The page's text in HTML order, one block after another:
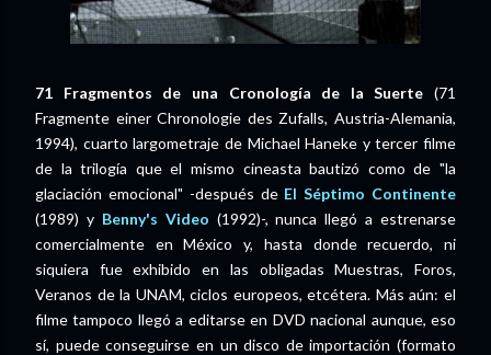
71 Fragmentos de una Cronología de la Suerte (71
Fragmente einer Chronologie des Zufalls, Austria-Alemania,
1994), cuarto largometraje de Michael Haneke y tercer filme
de la trilogía que el mismo cineasta bautizó como de "la
glaciación emocional" -después de El Séptimo Continente
(1989) y Benny's Video (1992)-, nunca llegó a estrenarse
comercialmente en México y, hasta donde recuerdo, ni
siquiera fue exhibido en las obligadas Muestras, Foros,
Veranos de la UNAM, ciclos europeos, etcétera. Más aún: el
filme tampoco llegó a editarse en DVD nacional aunque, eso
sí, puede conseguirse en un disco de importación (formato